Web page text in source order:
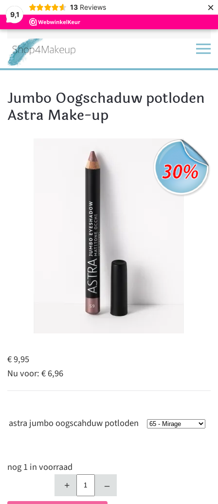
9,1
13 Reviews ×
Terug naar hoofdinhoud
Jumbo Oogschaduw potloden
Astra Make-up
€ 9,95
Nu voor:€ 6,96
astra jumbo oogscahduw potloden
nog 1 in voorraad
+ –